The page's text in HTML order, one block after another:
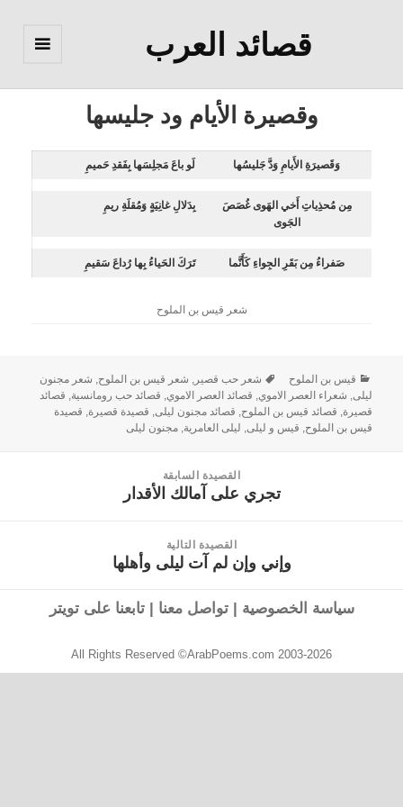
قصائد العرب
وقصيرة الأيام ود جليسها
وَقَصيرَةِ الأَيامِ وَدَّ جَليسُها لَو باعَ مَجلِسَها بِفَقدِ حَميمِ
مِن مُحذِياتِ أَخي الهَوى غُصَصَ
الجَوى
بِدَلالِ غانِيَةٍ وَمُقلَةِ ريمِ
صَفراءُ مِن بَقَرِ الجِواءِ كَأَنَّما تَرَكَ الحَياءُ بِها رُداعَ سَقيمِ
شعر قيس بن الملوح
قيس بن الملوح شعر حب قصير, شعر قيس بن الملوح, شعر مجنون
ليلى, شعراء العصر الاموي, قصائد العصر الاموي, قصائد حب رومانسية, قصائد
قصيرة, قصائد قيس بن الملوح, قصائد مجنون ليلى, قصيدة قصيرة, قصيدة
قيس بن الملوح, قيس و ليلى, ليلى العامرية,مجنون ليلى
القصيدة السابقة
تجري على آمالك الأقدار
القصيدة التالية
وإني وإن لم آت ليلى وأهلها
سياسة الخصوصية |تواصل معنا |تابعنا على تويتر
All Rights Reserved ©ArabPoems.com 2003-2026